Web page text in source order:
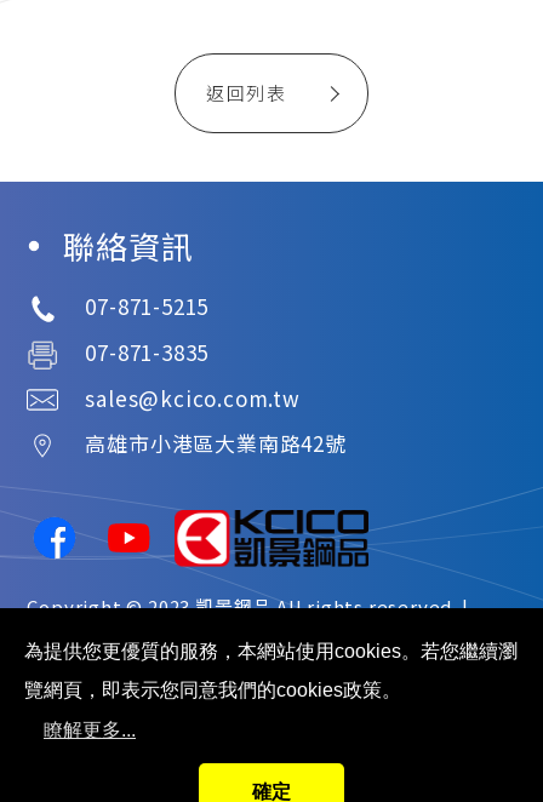
返回列表
聯絡資訊
07-871-5215
07-871-3835
sales@kcico.com.tw
高雄市小港區大業南路42號
Copyright © 2023凱景鋼品All rights reserved. |
網站地圖
為提供您更優質的服務，本網站使用cookies。若您繼續瀏
覽網頁，即表示您同意我們的cookies政策。
瞭解更多...
確定